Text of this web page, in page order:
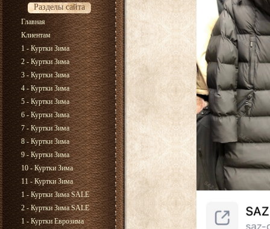
Разделы сайта
Главная
Клиентам
1 - Куртки Зима
2 - Куртки Зима
3 - Куртки Зима
4 - Куртки Зима
5 - Куртки Зима
6 - Куртки Зима
7 - Куртки Зима
8 - Куртки Зима
9 - Куртки Зима
10 - Куртки Зима
11 - Куртки Зима
1 - Куртки Зима SALE
2 - Куртки Зима SALE
1 - Куртки Еврозима